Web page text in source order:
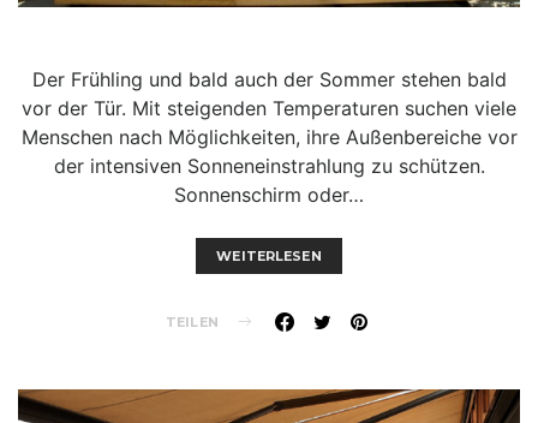
Der Frühling und bald auch der Sommer stehen bald
vor der Tür. Mit steigenden Temperaturen suchen viele
Menschen nach Möglichkeiten, ihre Außenbereiche vor
der intensiven Sonneneinstrahlung zu schützen.
Sonnenschirm oder…
WEITERLESEN
TEILEN